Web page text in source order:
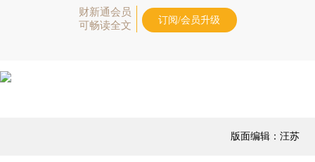
财新通会员
可畅读全文
订阅/会员升级
版面编辑：汪苏